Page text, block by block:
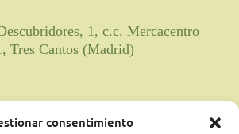
consentimiento
1, c.c. Mercacentro
Tres Cantos (Madrid)